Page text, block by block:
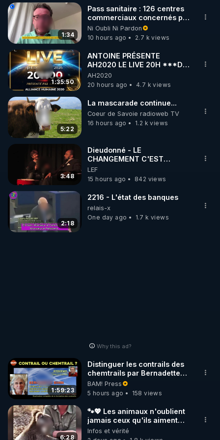
Nous contacter : contact.info@conseilnational.fr
1:34
Pass sanitaire : 126 centres
commerciaux concernés par
l'obligation dans toute la
France
Ni Oubli Ni Pardon
10 hours ago
2.7 k views
1:35:50
ANTOINE PRÉSENTE
AH2020 LE LIVE 20H ***DU
06/08/2026***
AH2020
20 hours ago
4.7 k views
5:22
La mascarade continue...
Coeur de Savoie radioweb TV
16 hours ago
1.2 k views
3:48
Dieudonné - LE
CHANGEMENT C'EST
MAINTENANT
LEF
15 hours ago
842 views
2:18
2216 - L'état des banques
relais-x
One day ago
1.7 k views
Why this ad?
1:59:23
Distinguer les contrails des
chemtrails par Bernadette
Bihin
BAM! Press
5 hours ago
158 views
6:28
🐾💖 Les animaux n'oublient
jamais ceux qu'ils aiment…
🥹❤️
Infos et vérité